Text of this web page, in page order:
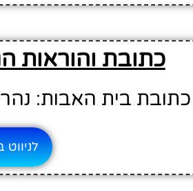
כתובת והוראות
כתובת בית האבות: